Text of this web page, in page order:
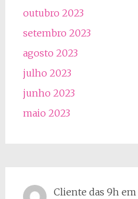
outubro 2023
setembro 2023
agosto 2023
julho 2023
junho 2023
maio 2023
Cliente das 9hem